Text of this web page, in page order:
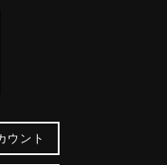
ウント